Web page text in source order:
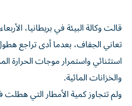
قالت وكالة البيئة في بريطانيا،
تعاني ‌الجفاف، بعدما أدى تراجع
استثنائي ​واستمرار ⁠موجات الحرارة
‌والخزانات المائية.
ولم تتجاوز ‌كمية الأمطار التي هطلت
سوى سبعة بالمئة من متوسطها